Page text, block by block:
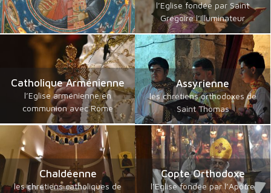
l’Eglise fondée par Saint
Grégoire l’Illuminateur
Catholique Arménienne
l’Eglise arménienne en
communion avec Rome
Assyrienne
les chrétiens orthodoxes de
Saint Thomas
Chaldéenne
les chrétiens catholiques de
Copte Orthodoxe
l’Eglise fondée par l’Apôtre